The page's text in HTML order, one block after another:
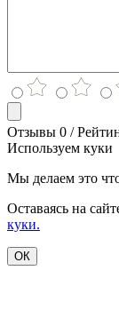
Отзывы 0 /
Используем куки
Мы делаем это
Оставаясь на
куки.
ОК